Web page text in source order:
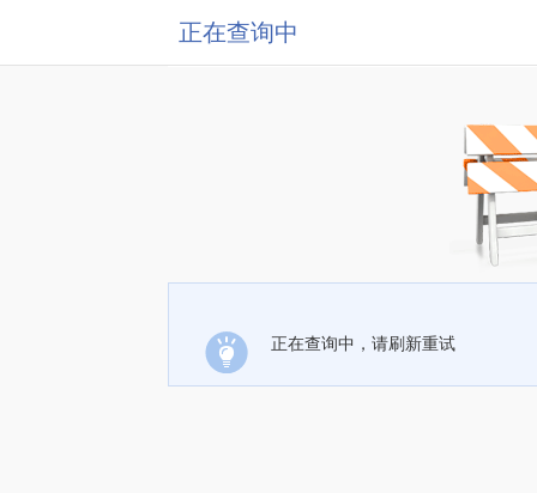
正在查询中
正在查询中，请刷新重试